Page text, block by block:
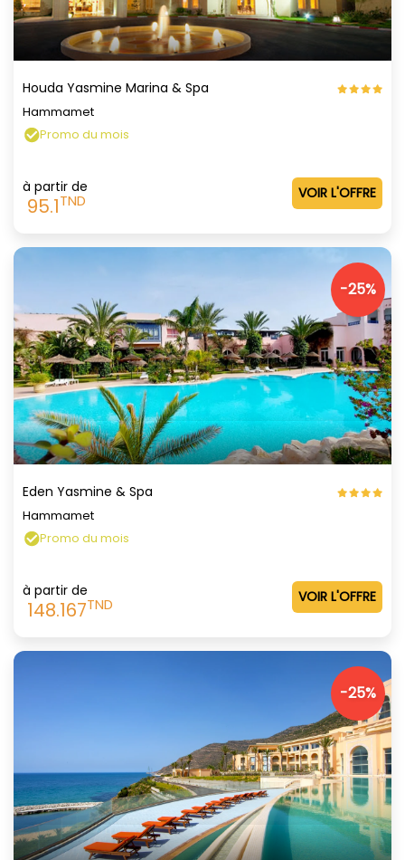
Houda Yasmine Marina & Spa
Hammamet
Promo du mois
à partir de
95.1TND VOIR L'OFFRE
-25%
Eden Yasmine & Spa
Hammamet
Promo du mois
à partir de
148.167TND VOIR L'OFFRE
-25%